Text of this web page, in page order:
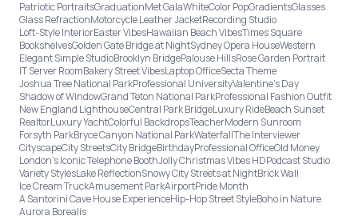
Patriotic PortraitsGraduationMet GalaWhiteColor PopGradientsGlasses
Glass RefractionMotorcycle Leather JacketRecording Studio
Loft-Style InteriorEaster VibesHawaiian Beach VibesTimes Square
BookshelvesGolden Gate Bridge at NightSydney Opera HouseWestern
Elegant Simple StudioBrooklyn BridgePalouse HillsRose Garden Portrait
IT Server RoomBakery Street VibesLaptop OfficeSecta Theme
Joshua Tree National ParkProfessional UniversityValentine's Day
Shadow of WindowGrand Teton National ParkProfessional Fashion Outfit
New England LighthouseCentral Park BridgeLuxury RideBeach Sunset
RealtorLuxury YachtColorful BackdropsTeacherModern Sunroom
Forsyth ParkBryce Canyon National ParkWaterfallThe Interviewer
CityscapeCity StreetsCity BridgeBirthdayProfessional OfficeOld Money
London’s Iconic Telephone BoothJolly Christmas Vibes HDPodcast Studio
Variety StylesLake ReflectionSnowy City Streets at NightBrick Wall
Ice Cream TruckAmusement ParkAirportPride Month
A Santorini Cave House ExperienceHip-Hop Street StyleBoho in Nature
Aurora Borealis